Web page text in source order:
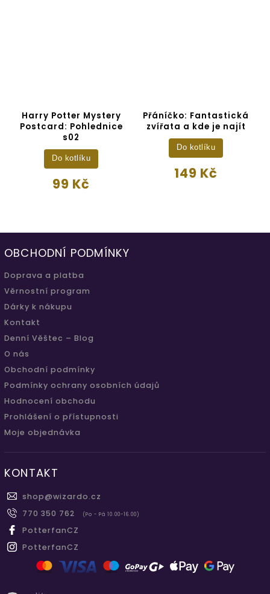
Harry Potter Mystery
Postcard: Pohlednice
s02
99 Kč
Do kotlíku
Přáníčko: Fantastická
zvířata a kde je najít
149 Kč
Do kotlíku
OBCHODNÍ PODMÍNKY
Doprava a platba
Věrnostní program
Dárky k nákupu
Kontakt
Denní Věštec – Blog
O nás
Obchodní podmínky
Podmínky ochrany osobních údajů
Hodnocení obchodu
Prohlášení o přístupnosti
Moje objednávka
KONTAKT
shop@wizardo.cz
770 350 762
(Po - Pá 10.00-16.00)
PotterfanCZ
PotterfanCZ